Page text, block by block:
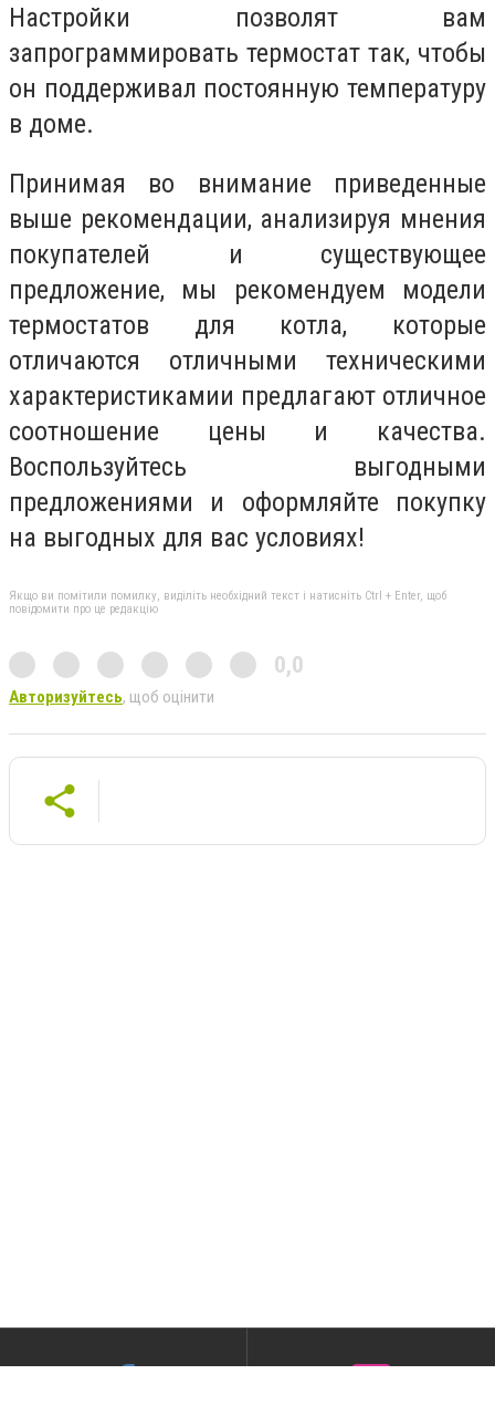
Настройки позволят вам
запрограммировать термостат так, чтобы
он поддерживал постоянную температуру
в доме.
Принимая во внимание приведенные
выше рекомендации, анализируя мнения
покупателей и существующее
предложение, мы рекомендуем модели
термостатов для котла, которые
отличаются отличными техническими
характеристикамии предлагают отличное
соотношение цены и качества.
Воспользуйтесь выгодными
предложениями и оформляйте покупку
на выгодных для вас условиях!
Якщо ви помітили помилку, виділіть необхідний текст і натисніть Ctrl + Enter, щоб
повідомити про це редакцію
0,0
Авторизуйтесь, щоб оцінити